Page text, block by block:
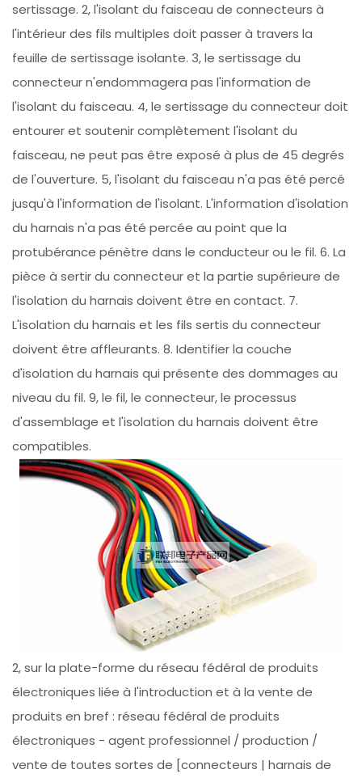
sertissage. 2, l'isolant du faisceau de connecteurs à
l'intérieur des fils multiples doit passer à travers la
feuille de sertissage isolante. 3, le sertissage du
connecteur n'endommagera pas l'information de
l'isolant du faisceau. 4, le sertissage du connecteur doit
entourer et soutenir complètement l'isolant du
faisceau, ne peut pas être exposé à plus de 45 degrés
de l'ouverture. 5, l'isolant du faisceau n'a pas été percé
jusqu'à l'information de l'isolant. L'information d'isolation
du harnais n'a pas été percée au point que la
protubérance pénètre dans le conducteur ou le fil. 6. La
pièce à sertir du connecteur et la partie supérieure de
l'isolation du harnais doivent être en contact. 7.
L'isolation du harnais et les fils sertis du connecteur
doivent être affleurants. 8. Identifier la couche
d'isolation du harnais qui présente des dommages au
niveau du fil. 9, le fil, le connecteur, le processus
d'assemblage et l'isolation du harnais doivent être
compatibles.
2, sur la plate-forme du réseau fédéral de produits
électroniques liée à l'introduction et à la vente de
produits en bref : réseau fédéral de produits
électroniques - agent professionnel / production /
vente de toutes sortes de [connecteurs | harnais de